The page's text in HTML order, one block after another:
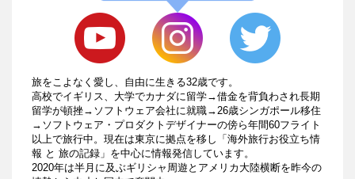
旅をこよなく愛し、自由に生きる32歳です。
高校でイギリス、大学でカナダに留学→借金を背負わされ長期
留学が頓挫→ソフトウェア会社に就職→26歳シンガポール移住
→ソフトウェア・プロダクトデザイナーの傍ら年間60フライト
以上で旅行中。現在は東京に拠点を移し「海外旅行お役立ち情
報 と 旅の記録」を中心に情報発信しています。
2020年は半月に及ぶギリシャ周遊とアメリカ大陸横断を昨今の